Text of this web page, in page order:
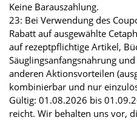
Keine Barauszahlung.
23: Bei Verwendung des
Rabatt auf ausgewählte
auf rezeptpflichtige Artikel,
Säuglingsanfangsnahrung
anderen Aktionsvorteilen
kombinierbar und nur
Gültig: 01.08.2026 bis
reicht. Wir behalten uns vor,